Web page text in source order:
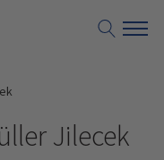
Jilecek